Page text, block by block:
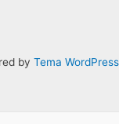
by Tema WordPress